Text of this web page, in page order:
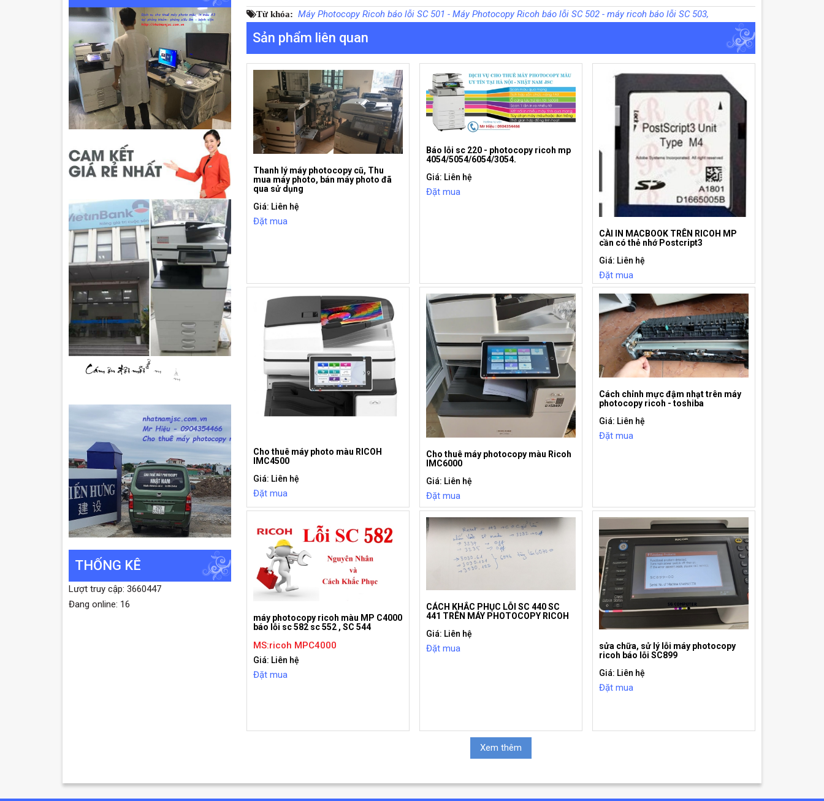
Từ khóa: Máy Photocopy Ricoh báo lỗi SC 501 - Máy Photocopy Ricoh báo lỗi SC 502 - máy ricoh báo lỗi SC 503,
Sản phẩm liên quan
Thanh lý máy photocopy cũ, Thu
mua máy photo, bán máy photo đã
qua sử dụng
Giá: Liên hệ
Đặt mua
Báo lỗi sc 220 - photocopy ricoh mp
4054/5054/6054/3054.
Giá: Liên hệ
Đặt mua
CÀI IN MACBOOK TRÊN RICOH MP
cần có thẻ nhớ Postcript3
Giá: Liên hệ
Đặt mua
Cho thuê máy photo màu RICOH
IMC4500
Giá: Liên hệ
Đặt mua
Cho thuê máy photocopy màu Ricoh
IMC6000
Giá: Liên hệ
Đặt mua
Cách chỉnh mực đậm nhạt trên máy
photocopy ricoh - toshiba
Giá: Liên hệ
Đặt mua
máy photocopy ricoh màu MP C4000
báo lỗi sc 582 sc 552 , SC 544
MS:ricoh MPC4000
Giá: Liên hệ
Đặt mua
CÁCH KHẮC PHỤC LỖI SC 440 SC
441 TRÊN MÁY PHOTOCOPY RICOH
Giá: Liên hệ
Đặt mua
sửa chữa, sử lý lỗi máy photocopy
ricoh báo lỗi SC899
Giá: Liên hệ
Đặt mua
Xem thêm
THỐNG KÊ
Lượt truy cập: 3660447
Đang online: 16